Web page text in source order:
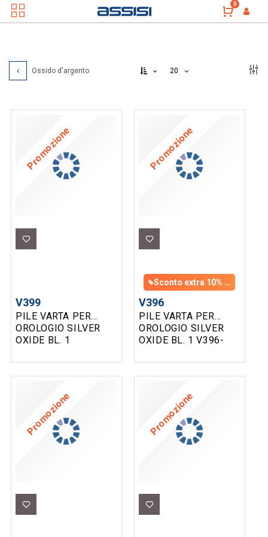
0
Ossido d'argento 20
Promozione
PILE VARTA PER
OROLOGIO SILVER
OXIDE BL. 1
V399
Promozione
PILE VARTA PER
OROLOGIO SILVER
OXIDE BL. 1 V396-
V396
Sconto extra 10% con un ordine di almeno 100 € di prodotti assortiti
Promozione Promozione